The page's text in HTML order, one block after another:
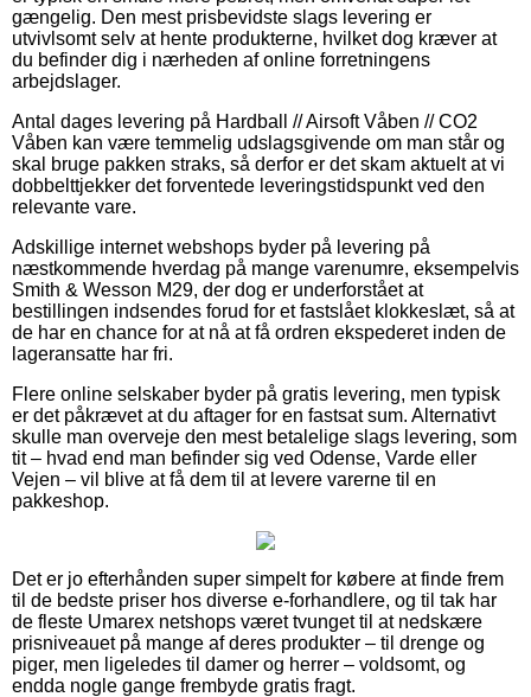
gængelig. Den mest prisbevidste slags levering er
utvivlsomt selv at hente produkterne, hvilket dog kræver at
du befinder dig i nærheden af online forretningens
arbejdslager.
Antal dages levering på Hardball // Airsoft Våben // CO2
Våben kan være temmelig udslagsgivende om man står og
skal bruge pakken straks, så derfor er det skam aktuelt at vi
dobbelttjekker det forventede leveringstidspunkt ved den
relevante vare.
Adskillige internet webshops byder på levering på
næstkommende hverdag på mange varenumre, eksempelvis
Smith & Wesson M29, der dog er underforstået at
bestillingen indsendes forud for et fastslået klokkeslæt, så at
de har en chance for at nå at få ordren ekspederet inden de
lageransatte har fri.
Flere online selskaber byder på gratis levering, men typisk
er det påkrævet at du aftager for en fastsat sum. Alternativt
skulle man overveje den mest betalelige slags levering, som
tit – hvad end man befinder sig ved Odense, Varde eller
Vejen – vil blive at få dem til at levere varerne til en
pakkeshop.
Det er jo efterhånden super simpelt for købere at finde frem
til de bedste priser hos diverse e-forhandlere, og til tak har
de fleste Umarex netshops været tvunget til at nedskære
prisniveauet på mange af deres produkter – til drenge og
piger, men ligeledes til damer og herrer – voldsomt, og
endda nogle gange frembyde gratis fragt.